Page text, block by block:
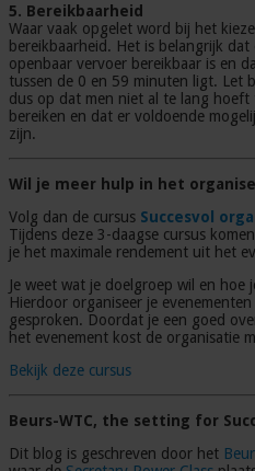
5. Bereikbaarheid
Waar vaak opgelet word bij het
bereikbaarheid. Het is belangrijk
openbaar vervoer bereikbaar is en
tussen de 0 en 59 minuten ligt. Let
dus op dat men niet al te lang hoeft
bereiken en dat er voldoende
zijn.
Wil je meer hulp in het
Volg dan de cursus Succesvol
Tijdens deze 3-daagse cursus
je het maximale rendement uit het
Je weet wat je doelgroep wil en
Hierdoor organiseer je
gesproken. Doordat je een goed
het evenement kost de organisatie
Bekijk deze cursus
Beurs-WTC, the setting for
Dit blog is geschreven door het